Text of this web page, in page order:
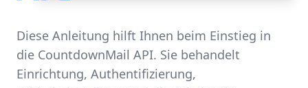
Diese Anleitung hilft Ihnen beim Einstieg in
die CountdownMail API. Sie behandelt
Einrichtung, Authentifizierung,